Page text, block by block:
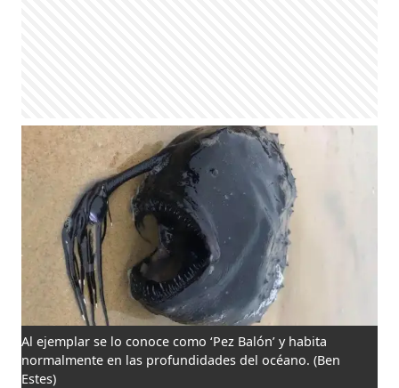
Al ejemplar se lo conoce como ‘Pez Balón’ y habita
normalmente en las profundidades del océano. (Ben
Estes)